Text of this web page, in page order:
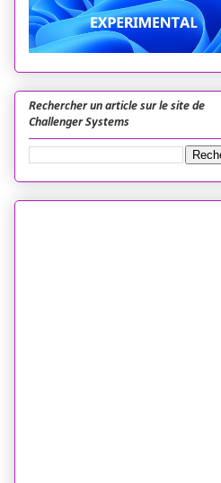
Rechercher un article sur le site de
Challenger Systems